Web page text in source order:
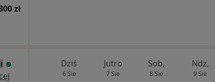
zł
Dziś
6 Sie
Jutro
7 Sie
Sob,
8 Sie
Ndz,
9 Sie